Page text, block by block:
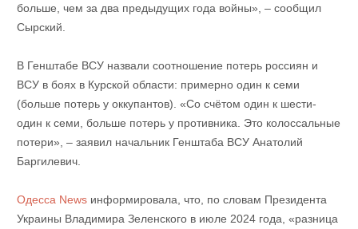
больше, чем за два предыдущих года войны», – сообщил
Сырский.
В Генштабе ВСУ назвали соотношение потерь россиян и
ВСУ в боях в Курской области: примерно один к семи
(больше потерь у оккупантов). «Со счётом один к шести-
один к семи, больше потерь у противника. Это колоссальные
потери», – заявил начальник Генштаба ВСУ Анатолий
Баргилевич.
Одесса Newsинформировала, что, по словам Президента
Украины Владимира Зеленского в июле 2024 года, «разница